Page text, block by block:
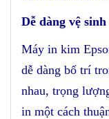
Dễ dàng vệ sinh
Máy in kim
dễ dàng bố trí
nhau, trọng
in một cách